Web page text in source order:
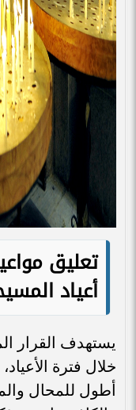
تعليق
أعياد
يستهدف القرار
خلال فترة
أطول للمحال